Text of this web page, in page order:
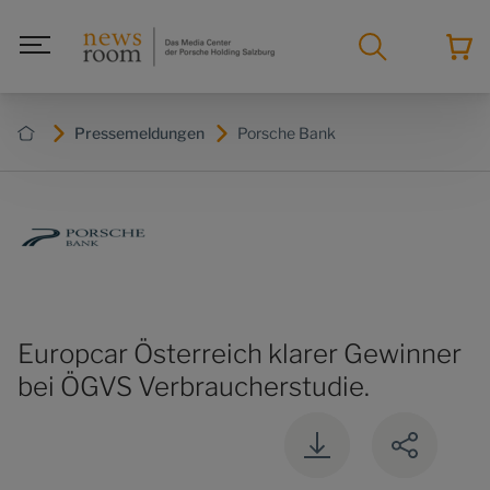
Pressemeldungen Porsche Bank
Europcar Österreich klarer Gewinner
bei ÖGVS Verbraucherstudie.